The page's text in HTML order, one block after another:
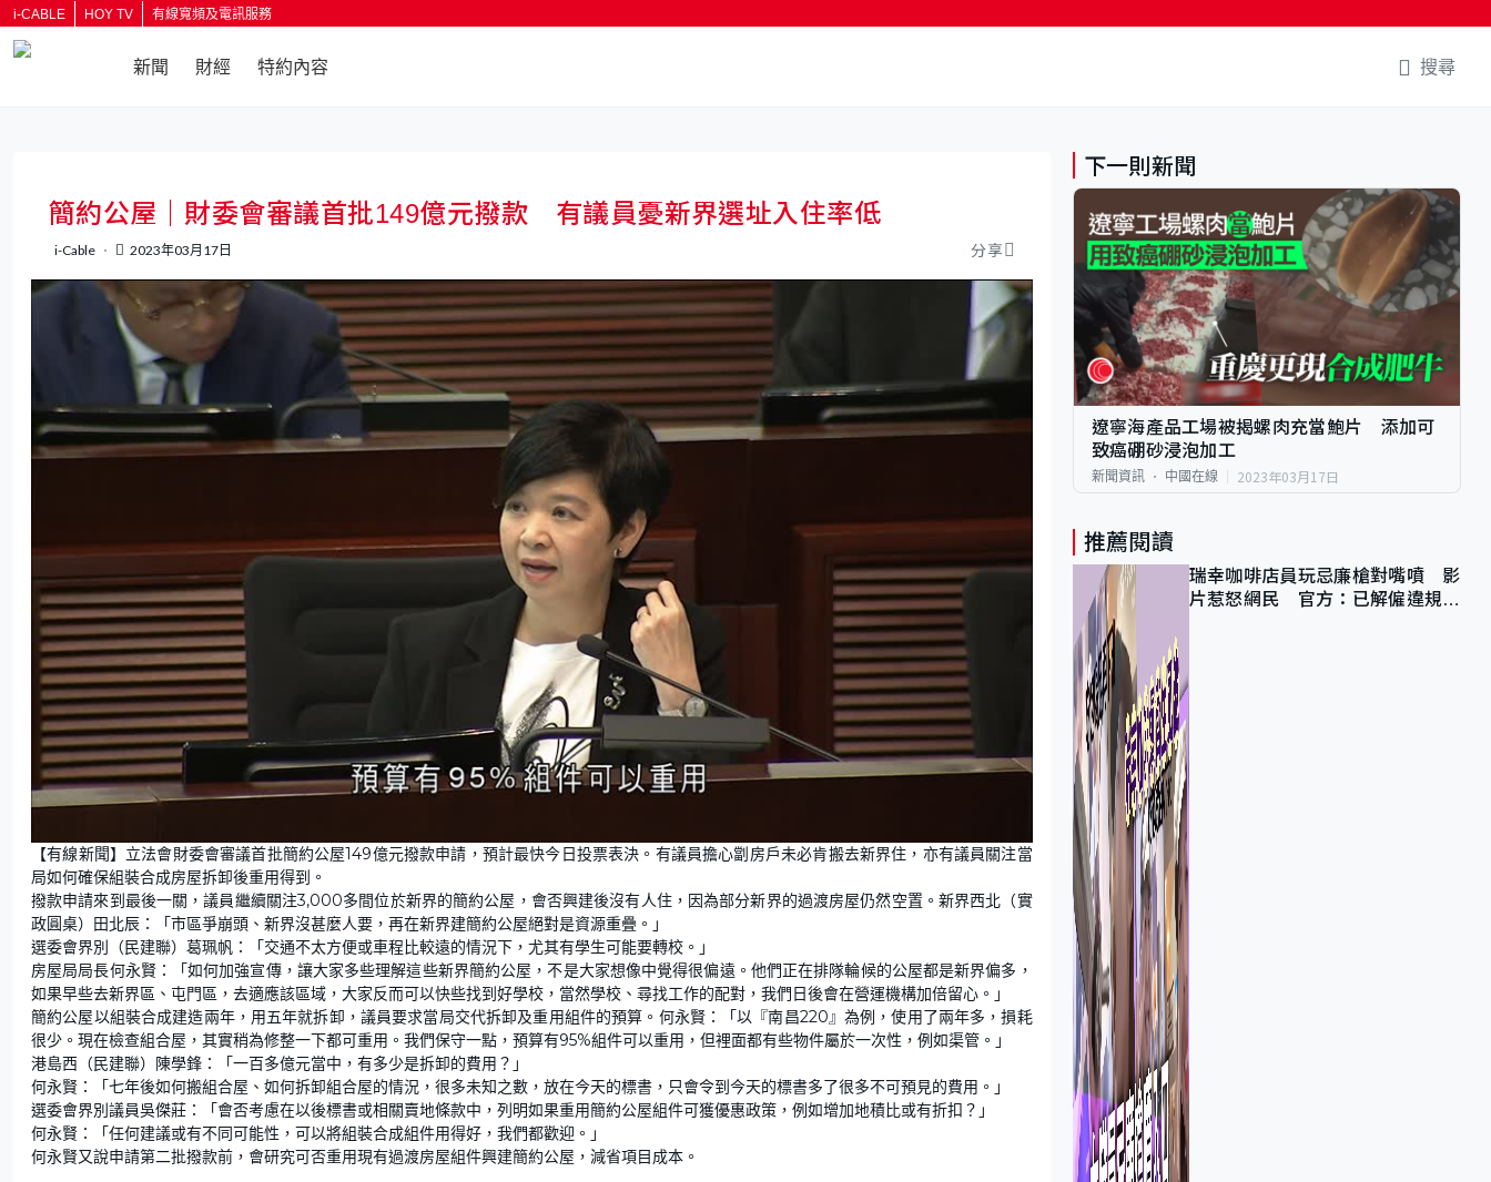
i-CABLE HOY TV 有線寬頻及電訊服務
新聞 財經 特約內容 搜尋
簡約公屋｜財委會審議首批149億元撥款 有議員憂新界選址入住率低
i-Cable 2023年03月17日 分享
【有線新聞】立法會財委會審議首批簡約公屋149億元撥款申請，預計最快今日投票表決。有議員擔心劏房戶未必肯搬去新界住，亦有議員關注當
局如何確保組裝合成房屋拆卸後重用得到。
撥款申請來到最後一關，議員繼續關注3,000多間位於新界的簡約公屋，會否興建後沒有人住，因為部分新界的過渡房屋仍然空置。新界西北（實
政圓桌）田北辰：「市區爭崩頭、新界沒甚麼人要，再在新界建簡約公屋絕對是資源重疊。」
選委會界別（民建聯）葛珮帆：「交通不太方便或車程比較遠的情況下，尤其有學生可能要轉校。」
房屋局局長何永賢：「如何加強宣傳，讓大家多些理解這些新界簡約公屋，不是大家想像中覺得很偏遠。他們正在排隊輪候的公屋都是新界偏多，
如果早些去新界區、屯門區，去適應該區域，大家反而可以快些找到好學校，當然學校、尋找工作的配對，我們日後會在營運機構加倍留心。」
簡約公屋以組裝合成建造兩年，用五年就拆卸，議員要求當局交代拆卸及重用組件的預算。何永賢：「以『南昌220』為例，使用了兩年多，損耗
很少。現在檢查組合屋，其實稍為修整一下都可重用。我們保守一點，預算有95%組件可以重用，但裡面都有些物件屬於一次性，例如渠管。」
港島西（民建聯）陳學鋒：「一百多億元當中，有多少是拆卸的費用？」
何永賢：「七年後如何搬組合屋、如何拆卸組合屋的情況，很多未知之數，放在今天的標書，只會令到今天的標書多了很多不可預見的費用。」
選委會界別議員吳傑莊：「會否考慮在以後標書或相關賣地條款中，列明如果重用簡約公屋組件可獲優惠政策，例如增加地積比或有折扣？」
何永賢：「任何建議或有不同可能性，可以將組裝合成組件用得好，我們都歡迎。」
何永賢又說申請第二批撥款前，會研究可否重用現有過渡房屋組件興建簡約公屋，減省項目成本。
下一則新聞
遼寧海產品工場被揭螺肉充當鮑片 添加可
致癌硼砂浸泡加工
新聞資訊 中國在線 2023年03月17日
推薦閱讀
瑞幸咖啡店員玩忌廉槍對嘴噴 影
片惹怒網民 官方：已解僱違規員